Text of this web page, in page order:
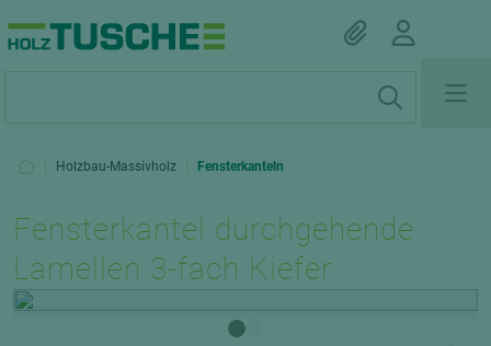
Holzbau-Massivholz Fensterkanteln
Fensterkantel durchgehende
Lamellen 3-fach Kiefer